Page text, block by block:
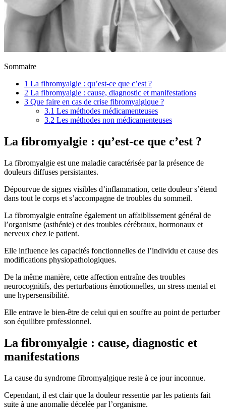
Sommaire
1 La fibromyalgie : qu’est-ce que c’est ?
2 La fibromyalgie : cause, diagnostic et manifestations
3 Que faire en cas de crise fibromyalgique ?
3.1 Les méthodes médicamenteuses
3.2 Les méthodes non médicamenteuses
La fibromyalgie : qu’est-ce que c’est ?
La fibromyalgie est une maladie caractérisée par la présence de
douleurs diffuses persistantes.
Dépourvue de signes visibles d’inflammation, cette douleur s’étend
dans tout le corps et s’accompagne de troubles du sommeil.
La fibromyalgie entraîne également un affaiblissement général de
l’organisme (asthénie) et des troubles cérébraux, hormonaux et
nerveux chez le patient.
Elle influence les capacités fonctionnelles de l’individu et cause des
modifications physiopathologiques.
De la même manière, cette affection entraîne des troubles
neurocognitifs, des perturbations émotionnelles, un stress mental et
une hypersensibilité.
Elle entrave le bien-être de celui qui en souffre au point de perturber
son équilibre professionnel.
La fibromyalgie : cause, diagnostic et
manifestations
La cause du syndrome fibromyalgique reste à ce jour inconnue.
Cependant, il est clair que la douleur ressentie par les patients fait
suite à une anomalie décelée par l’organisme.